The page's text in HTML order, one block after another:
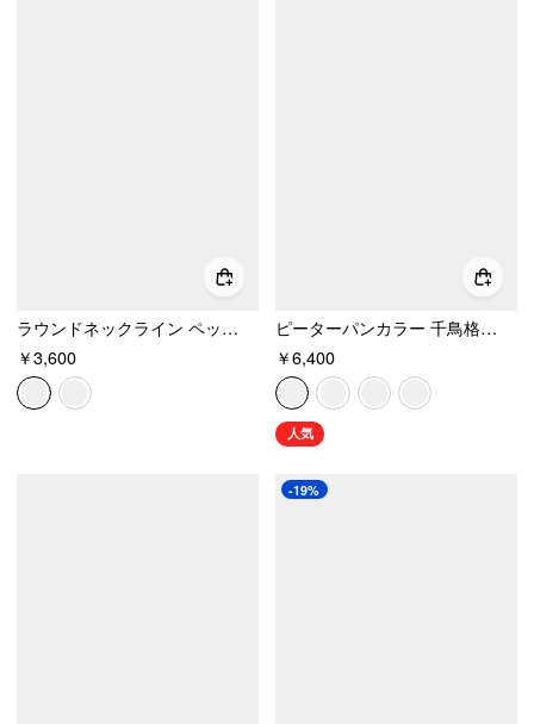
ラウンドネックライン ペッパー刺繍のコントラスト 半袖Tシャツ
￥3,600
ピーターパンカラー 千鳥格子 & 水玉 ボタン 半袖ブラウス
￥6,400
人気
-19%